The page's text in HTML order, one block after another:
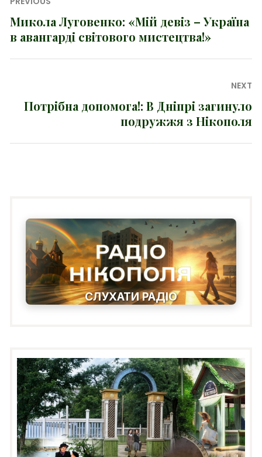
записів
Previous
post:
Микола Луговенко: «Мій девіз – Україна
в авангарді світового мистецтва!»
NEXT
NextПотрібна допомога!: В Дніпрі загинуло
подружжя з Нікополя
СЛУХАТИ РАДІО